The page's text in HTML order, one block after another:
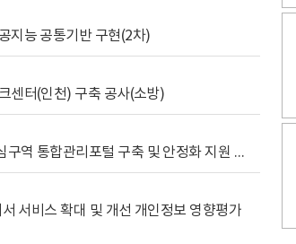
지능 공통기반 구현(2차)
센터(인천) 구축 공사(소방)
[사전규격공개] 데이터안심구역 통합관리포털 구축 및 안정화 지원 사업 위탁감리
서비스 확대 및 개선 개인정보 영향평가